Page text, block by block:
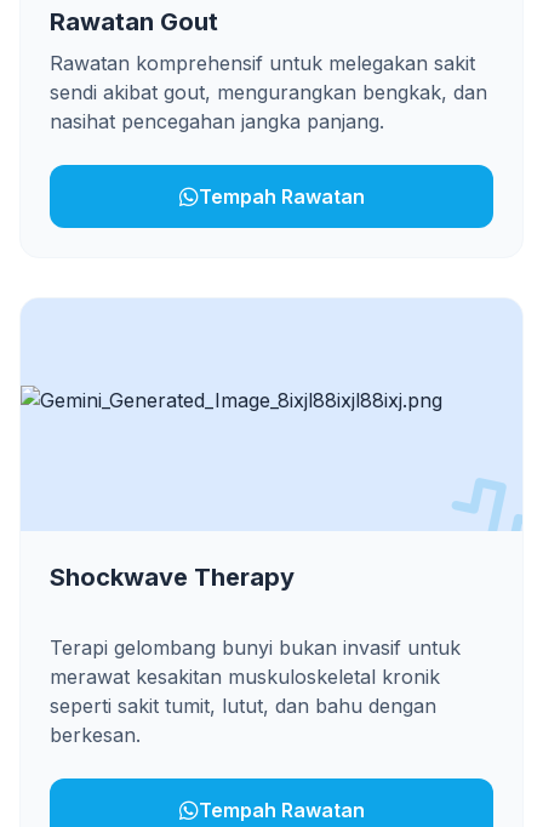
Rawatan Gout
Rawatan komprehensif untuk melegakan sakit
sendi akibat gout, mengurangkan bengkak, dan
nasihat pencegahan jangka panjang.
Tempah Rawatan
Shockwave Therapy
Terapi gelombang bunyi bukan invasif untuk
merawat kesakitan muskuloskeletal kronik
seperti sakit tumit, lutut, dan bahu dengan
berkesan.
Tempah Rawatan